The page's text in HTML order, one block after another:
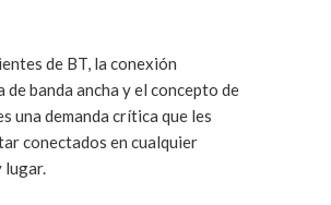
de BT, la conexión
de banda ancha y el concepto de
una demanda crítica que les
conectados en cualquier
lugar.